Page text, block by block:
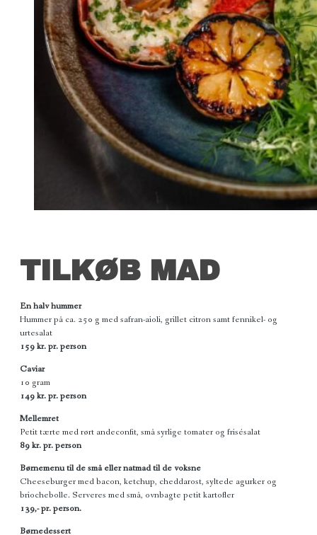
TILKØB MAD
En halv hummer
Hummer på ca. 250 g med safran-aioli, grillet citron samt fennikel- og
urtesalat
159 kr. pr. person
Caviar
10 gram
149 kr. pr. person
Mellemret
Petit tærte med rørt andeconfit, små syrlige tomater og frisésalat
89 kr. pr. person
Børnemenu til de små eller natmad til de voksne
Cheeseburger med bacon, ketchup, cheddarost, syltede agurker og
briochebolle. Serveres med små, ovnbagte petit kartofler
139,- pr. person.
Børnedessert